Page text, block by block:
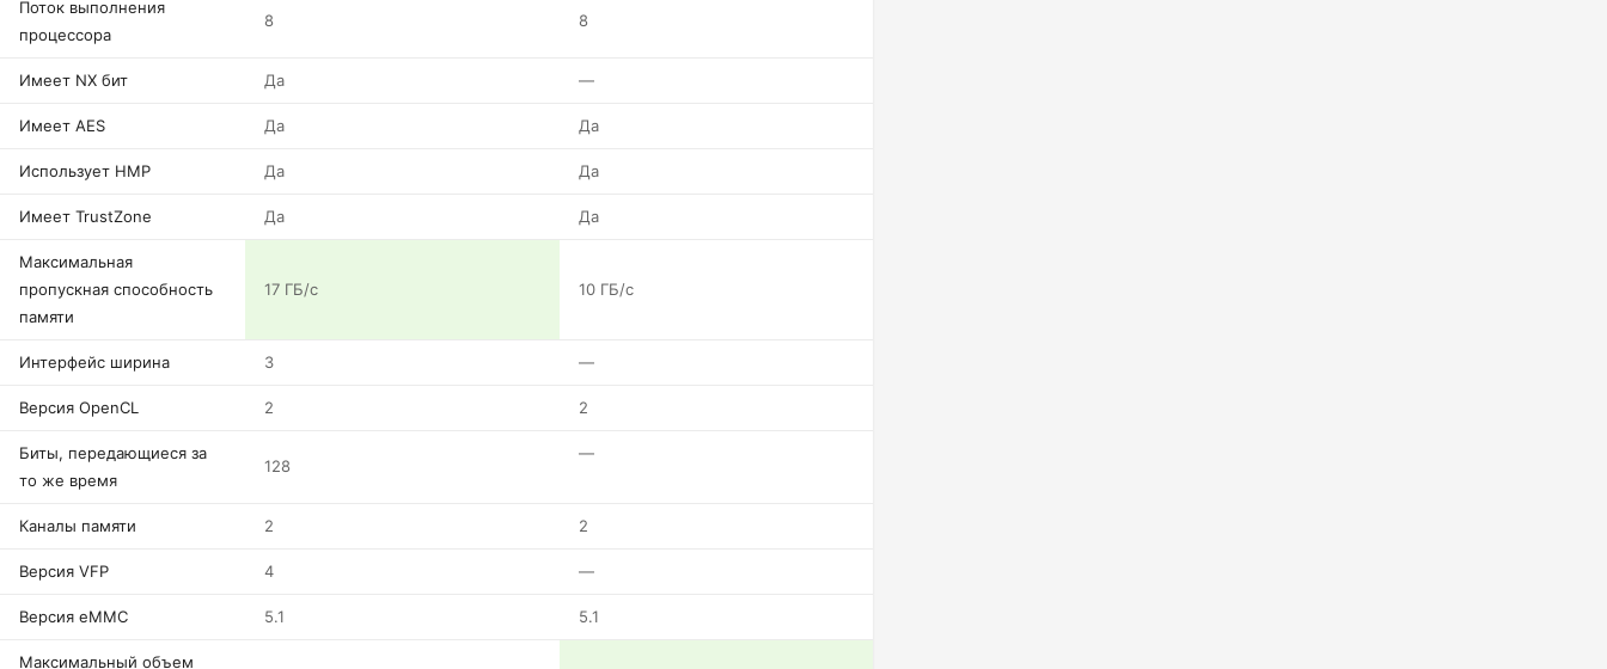
Поток выполнения
процессора
8 8
Имеет NX бит Да —
Имеет AES Да Да
Использует HMP Да Да
Имеет TrustZone Да Да
Максимальная
пропускная способность
памяти
17 ГБ/с 10 ГБ/с
Интерфейс ширина 3 —
Версия OpenCL 2 2
Биты, передающиеся за
то же время
128
—
Каналы памяти 2 2
Версия VFP 4 —
Версия eMMC 5.1 5.1
Максимальный объем